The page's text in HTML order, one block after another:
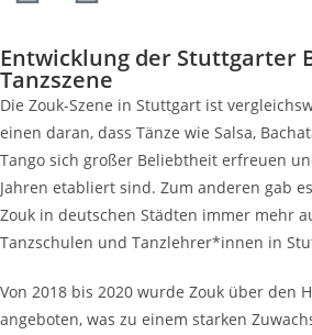
Entwicklung der Stuttgarter
Tanzszene
Die Zouk-Szene in Stuttgart ist
einen daran, dass Tänze wie Salsa,
Tango sich großer Beliebtheit erfreuen
Jahren etabliert sind. Zum anderen gab
Zouk in deutschen Städten immer mehr
Tanzschulen und Tanzlehrer*innen in
Von 2018 bis 2020 wurde Zouk über den
angeboten, was zu einem starken